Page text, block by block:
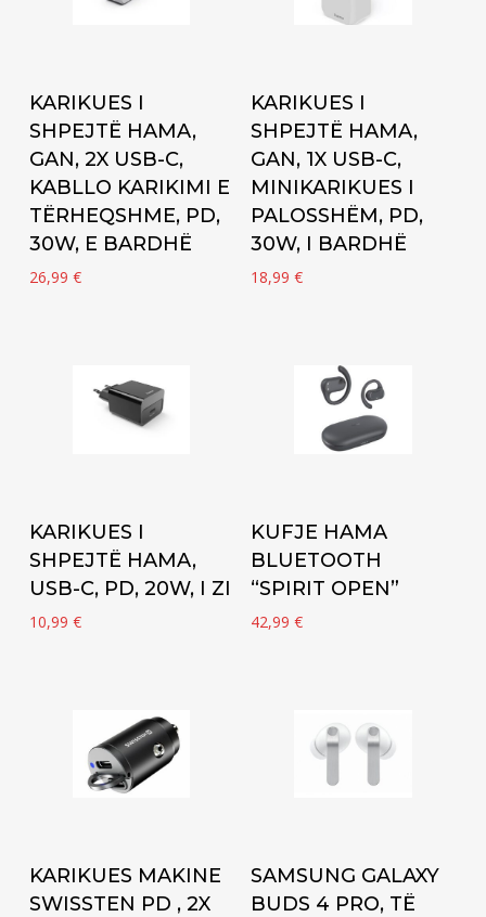
Add to cart
KARIKUES I
SHPEJTË HAMA,
GAN, 2X USB-C,
KABLLO KARIKIMI E
TËRHEQSHME, PD,
30W, E BARDHË
26,99 €
Add to cart
KARIKUES I
SHPEJTË HAMA,
GAN, 1X USB-C,
MINIKARIKUES I
PALOSSHËM, PD,
30W, I BARDHË
18,99€
Add to cart
KARIKUES I
SHPEJTË HAMA,
USB-C, PD, 20W, I ZI
10,99 €
Add to cart
KUFJE HAMA
BLUETOOTH
“SPIRIT OPEN”
42,99€
Add to cart
KARIKUES MAKINE
SWISSTEN PD , 2X
Add to cart
SAMSUNG GALAXY
BUDS 4 PRO, TË